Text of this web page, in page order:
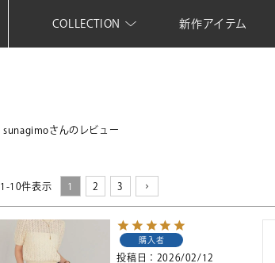
COLLECTION 新作アイテム
sunagimoさんのレビュー
1 -10件表示 1 2 3
購入者
投稿日 2026/02/12